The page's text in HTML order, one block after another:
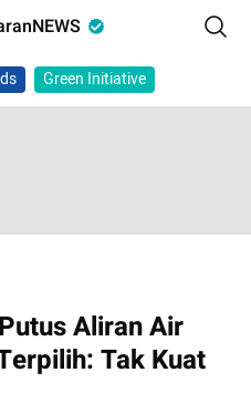
Green Initiative
Aliran Air
Tak Kuat